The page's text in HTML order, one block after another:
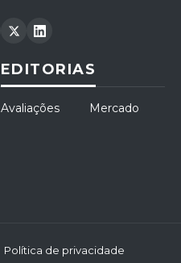
EDITORIAS
Avaliações Mercado
Política de privacidade